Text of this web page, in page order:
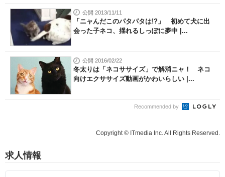
公開 2013/11/11
「ニャんだこのパタパタは!?」 初めて犬に出
会った子ネコ、揺れるしっぽに夢中 |...
公開 2016/02/22
冬太りは「ネコササイズ」で解消ニャ！ ネコ
向けエクササイズ動画がかわいらしい |...
Recommended by
Copyright © ITmedia Inc. All Rights Reserved.
求人情報